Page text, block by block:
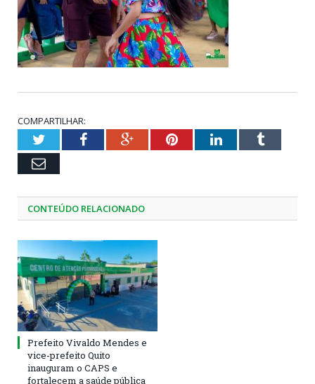
COMPARTILHAR:
TwitterFacebookGoogle+PinterestLinkedInTumblr
Email
CONTEÚDO RELACIONADO
Prefeito Vivaldo Mendes e
vice-prefeito Quito
inauguram o CAPS e
fortalecem a saúde pública